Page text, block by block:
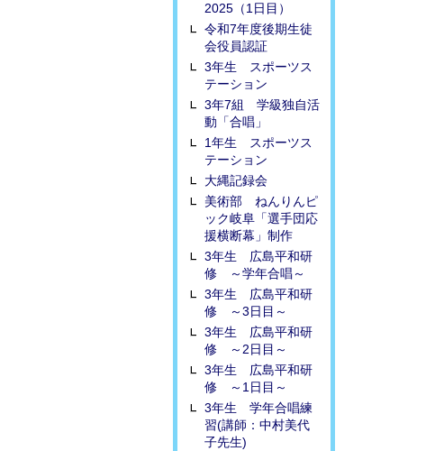
2025（1日目）
令和7年度後期生徒
会役員認証
3年生 スポーツス
テーション
3年7組 学級独自活
動「合唱」
1年生 スポーツス
テーション
大縄記録会
美術部 ねんりんピ
ック岐阜「選手団応
援横断幕」制作
3年生 広島平和研
修 ～学年合唱～
3年生 広島平和研
修 ～3日目～
3年生 広島平和研
修 ～2日目～
3年生 広島平和研
修 ～1日目～
3年生 学年合唱練
習(講師：中村美代
子先生)